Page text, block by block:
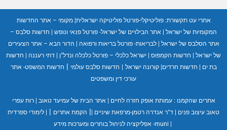
אתרי עט תקשורת:פוליטיקלי-פורטל פוליטיקה ישראלית|מקומי – אתר החדשות
המקומיות של ישראל | אתר הבילויים של ישראל- פורטל פנאי ונופש | חדשות סלבס –
אתר הסלבס של ישראל |לבריאות- פורטל בריאות ורפואה | הדור הבא – אתר הצעירים
של ישראל | חדשות הקמפוס | ישראל כלכלי – פורטל כלכלה ונדל"ן | דתי רעננה | חדשות
בת ים | חדשות חרדים|קורונה ישראל | חדשות סלבס עולמי | חדשות המשפט- אתר
עורכי דין ומשפטים
אתרים שהקמנו :עמותת אופק חזרה לחיים | אתר הבית של עמיעד טאוב |רות עפרי
טאוב עיצוב פנים | ד"ר אנדרה רטמן-מרפאת שיניים |
| הקמת אתרים |
| לימודי ספרדית
| muni- אפליקציה לניהול בוחרים ומערכות מידע